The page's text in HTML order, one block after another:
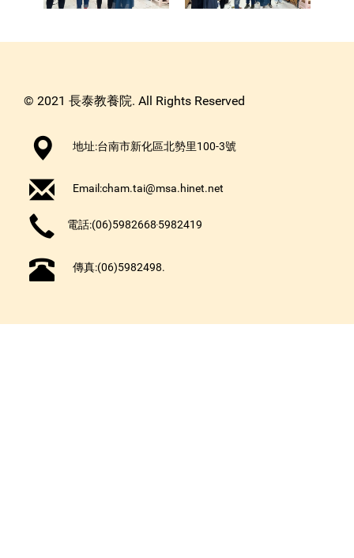
© 2021 長泰教養院. All Rights Reserved
地址:台南市新化區北勢里100-3號
Email:cham.tai@msa.hinet.net
電話:(06)5982668‧5982419
傳真:(06)5982498.